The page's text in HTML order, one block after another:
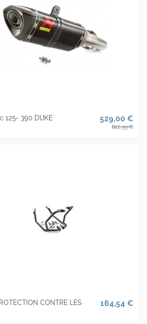
125- 390 DUKE 529,00 €
622,35 €
CONTRE LES
164,54 €